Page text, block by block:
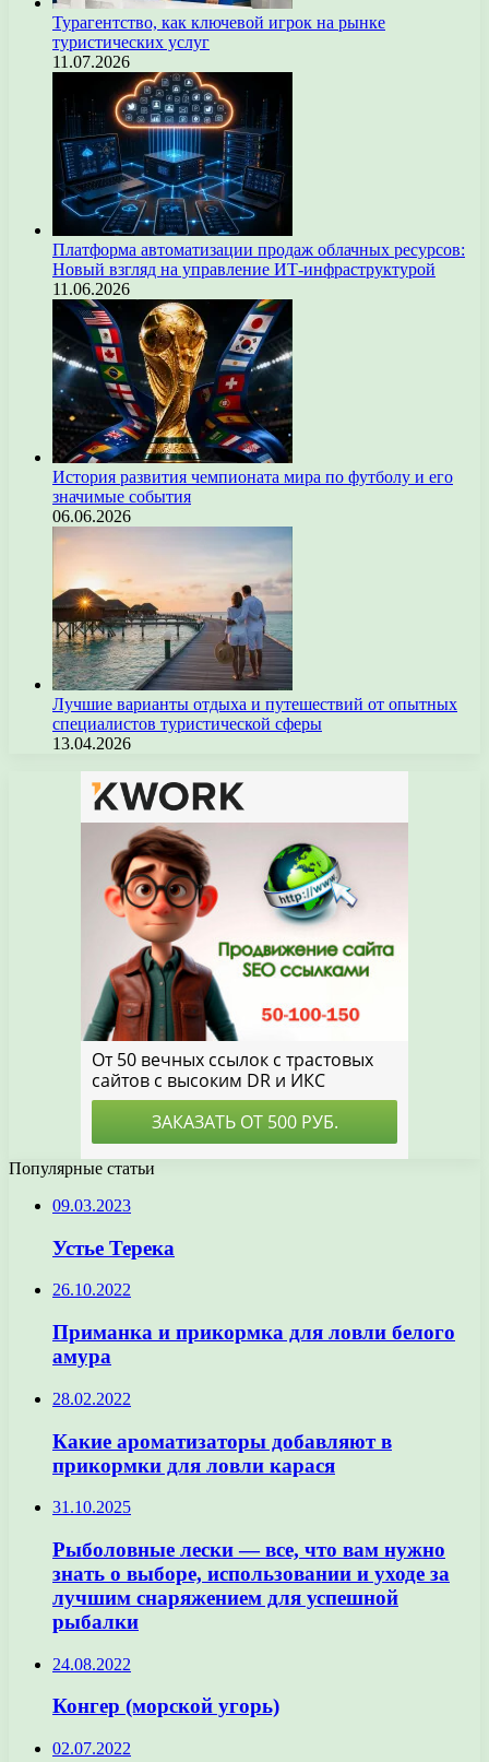
Турагентство, как ключевой игрок на рынке
туристических услуг
11.07.2026
Платформа автоматизации продаж облачных ресурсов:
Новый взгляд на управление ИТ-инфраструктурой
11.06.2026
История развития чемпионата мира по футболу и его
значимые события
06.06.2026
Лучшие варианты отдыха и путешествий от опытных
специалистов туристической сферы
13.04.2026
Популярные статьи
09.03.2023
Устье Терека
26.10.2022
Приманка и прикормка для ловли белого
амура
28.02.2022
Какие ароматизаторы добавляют в
прикормки для ловли карася
31.10.2025
Рыболовные лески — все, что вам нужно
знать о выборе, использовании и уходе за
лучшим снаряжением для успешной
рыбалки
24.08.2022
Конгер (морской угорь)
02.07.2022